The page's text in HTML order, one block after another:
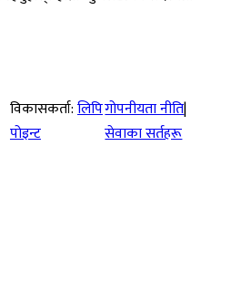
विकासकर्ता:लिपि
पोइन्ट
गोपनीयता नीति|
सेवाका सर्तहरू